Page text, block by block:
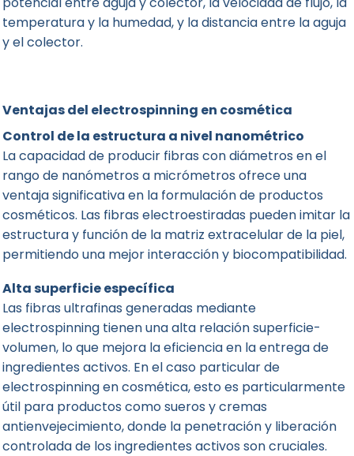
temperatura y la humedad, y la distancia entre la aguja
y el colector.
Ventajas del electrospinning en cosmética
Control de la estructura a nivel nanométrico
La capacidad de producir fibras con diámetros en el
rango de nanómetros a micrómetros ofrece una
ventaja significativa en la formulación de productos
cosméticos. Las fibras electroestiradas pueden imitar la
estructura y función de la matriz extracelular de la piel,
permitiendo una mejor interacción y biocompatibilidad.
Alta superficie específica
Las fibras ultrafinas generadas mediante
electrospinning tienen una alta relación superficie-
volumen, lo que mejora la eficiencia en la entrega de
ingredientes activos. En el caso particular de
electrospinning en cosmética, esto es particularmente
útil para productos como sueros y cremas
antienvejecimiento, donde la penetración y liberación
controlada de los ingredientes activos son cruciales.